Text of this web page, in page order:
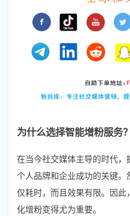
为什么选择智能增粉服务？
在当今社交媒体主导的时代
个人品牌和企业成功的关键
仅耗时，而且效果有限。因
化增粉变得尤为重要。